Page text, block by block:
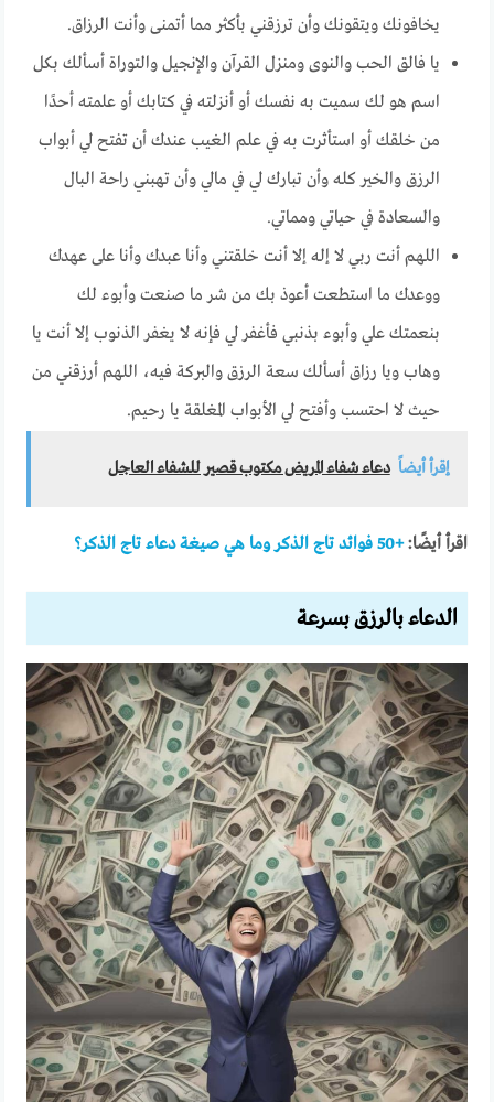
يخافونك ويتقونك وأن ترزقني بأكثر مما أتمنى وأنت الرزاق.
يا فالق الحب والنوى ومنزل القرآن والإنجيل والتوراة أسألك بكل
اسم هو لك سميت به نفسك أو أنزلته في كتابك أو علمته أحدًا
من خلقك أو استأثرت به في علم الغيب عندك أن تفتح لي أبواب
الرزق والخير كله وأن تبارك لي في مالي وأن تهبني راحة البال
والسعادة في حياتي ومماتي.
اللهم أنت ربي لا إله إلا أنت خلقتني وأنا عبدك وأنا على عهدك
ووعدك ما استطعت أعوذ بك من شر ما صنعت وأبوء لك
بنعمتك علي وأبوء بذنبي فأغفر لي فإنه لا يغفر الذنوب إلا أنت يا
وهاب ويا رزاق أسألك سعة الرزق والبركة فيه، اللهم أرزقني من
حيث لا احتسب وأفتح لي الأبواب المغلقة يا رحيم.
إقرأ أيضاً دعاء شفاء المريض مكتوب قصير للشفاء العاجل
اقرأ أيضًا:+50 فوائد تاج الذكر وما هي صيغة دعاء تاج الذكر؟
الدعاء بالرزق بسرعة